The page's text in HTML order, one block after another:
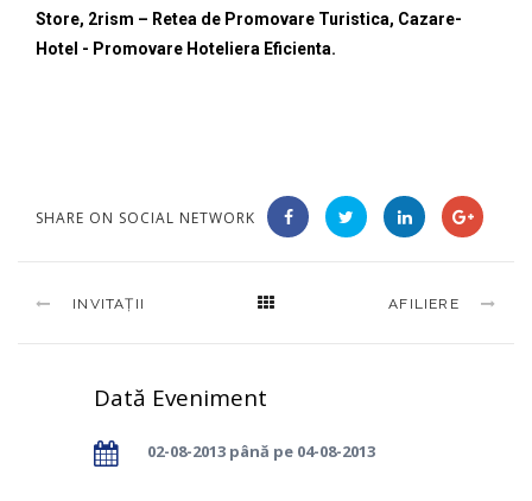
Store, 2rism – Retea de Promovare Turistica, Cazare-
Hotel - Promovare Hoteliera Eficienta.
SHARE ON SOCIAL NETWORK
INVITAȚII AFILIERE
Dată Eveniment
02-08-2013 până pe 04-08-2013